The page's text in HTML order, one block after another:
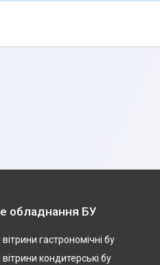
обладнання БУ
гастрономічні бу
кондитерські бу